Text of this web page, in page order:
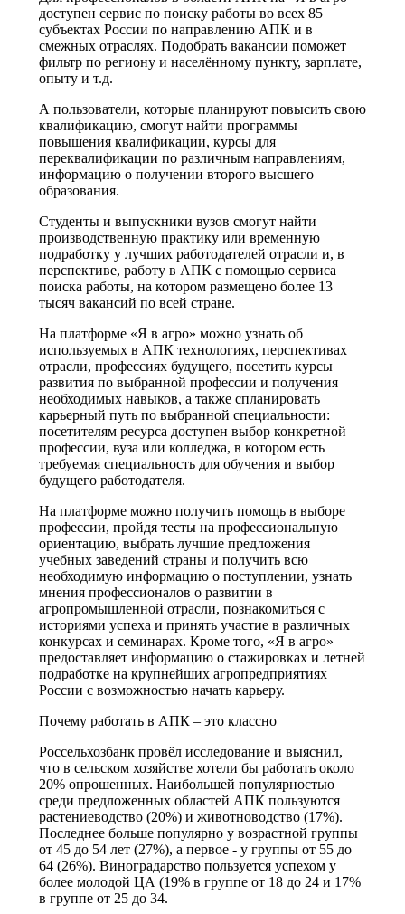
доступен сервис по поиску работы во всех 85
субъектах России по направлению АПК и в
смежных отраслях. Подобрать вакансии поможет
фильтр по региону и населённому пункту, зарплате,
опыту и т.д.
А пользователи, которые планируют повысить свою
квалификацию, смогут найти программы
повышения квалификации, курсы для
переквалификации по различным направлениям,
информацию о получении второго высшего
образования.
Студенты и выпускники вузов смогут найти
производственную практику или временную
подработку у лучших работодателей отрасли и, в
перспективе, работу в АПК с помощью сервиса
поиска работы, на котором размещено более 13
тысяч вакансий по всей стране.
На платформе «Я в агро» можно узнать об
используемых в АПК технологиях, перспективах
отрасли, профессиях будущего, посетить курсы
развития по выбранной профессии и получения
необходимых навыков, а также спланировать
карьерный путь по выбранной специальности:
посетителям ресурса доступен выбор конкретной
профессии, вуза или колледжа, в котором есть
требуемая специальность для обучения и выбор
будущего работодателя.
На платформе можно получить помощь в выборе
профессии, пройдя тесты на профессиональную
ориентацию, выбрать лучшие предложения
учебных заведений страны и получить всю
необходимую информацию о поступлении, узнать
мнения профессионалов о развитии в
агропромышленной отрасли, познакомиться с
историями успеха и принять участие в различных
конкурсах и семинарах. Кроме того, «Я в агро»
предоставляет информацию о стажировках и летней
подработке на крупнейших агропредприятиях
России с возможностью начать карьеру.
Почему работать в АПК – это классно
Россельхозбанк провёл исследование и выяснил,
что в сельском хозяйстве хотели бы работать около
20% опрошенных. Наибольшей популярностью
среди предложенных областей АПК пользуются
растениеводство (20%) и животноводство (17%).
Последнее больше популярно у возрастной группы
от 45 до 54 лет (27%), а первое - у группы от 55 до
64 (26%). Виноградарство пользуется успехом у
более молодой ЦА (19% в группе от 18 до 24 и 17%
в группе от 25 до 34.